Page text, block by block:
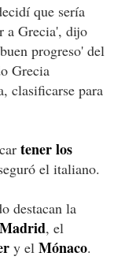
que sería
a Grecia', dijo
progreso' del
Grecia
clasificarse para
tener los
el italiano.
destacan la
, el
y el Mónaco.